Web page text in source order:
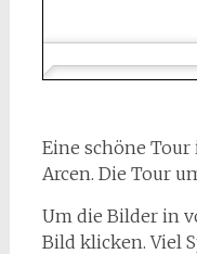
Eine schöne
Arcen. Die Tour
Um die Bilder in
Bild klicken. Viel